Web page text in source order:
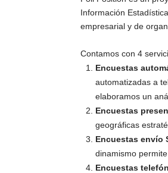
Información
empresarial y de
Contamos con 4
Encuestas
automatizadas a
elaboramos un
Encuestas
geográficas
Encuestas envío
dinamismo
Encuestas